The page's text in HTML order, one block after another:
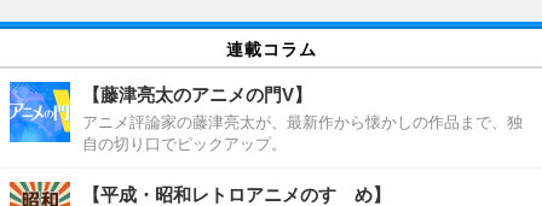
連載コラム
【藤津亮太のアニメの門V】
アニメ評論家の藤津亮太が、最新作から懐かしの作品まで、独
自の切り口でピックアップ。
【平成・昭和レトロアニメのすゝめ】